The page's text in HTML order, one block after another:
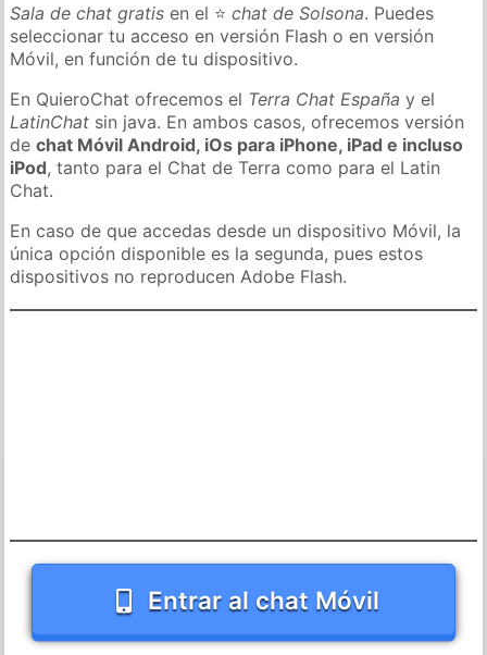
Sala de chat gratis en el ⭐chat de Solsona. Puedes
seleccionar tu acceso en versión Flash o en versión
Móvil, en función de tu dispositivo.
En QuieroChat ofrecemos el Terra Chat España y el
LatinChat sin java. En ambos casos, ofrecemos versión
dechat Móvil Android, iOs para iPhone, iPad e incluso
iPod, tanto para el Chat de Terra como para el Latin
Chat.
En caso de que accedas desde un dispositivo Móvil, la
única opción disponible es la segunda, pues estos
dispositivos no reproducen Adobe Flash.
Entrar al chat Móvil